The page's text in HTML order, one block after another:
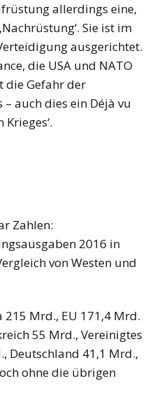
allerdings eine,
Sie ist im
ausgerichtet.
die USA und NATO
die Gefahr der
– auch dies ein Déjà vu
Zahlen:
2016 in
von Westen und
215 Mrd., EU 171,4 Mrd.
55 Mrd., Vereinigtes
Deutschland 41,1 Mrd.,
ohne die übrigen